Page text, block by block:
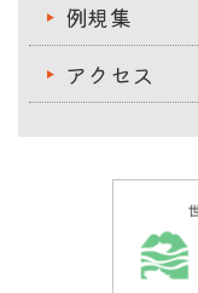
例規集
アクセス